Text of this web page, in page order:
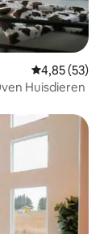
Gemiddelde
4,85 (53)
Huisdieren